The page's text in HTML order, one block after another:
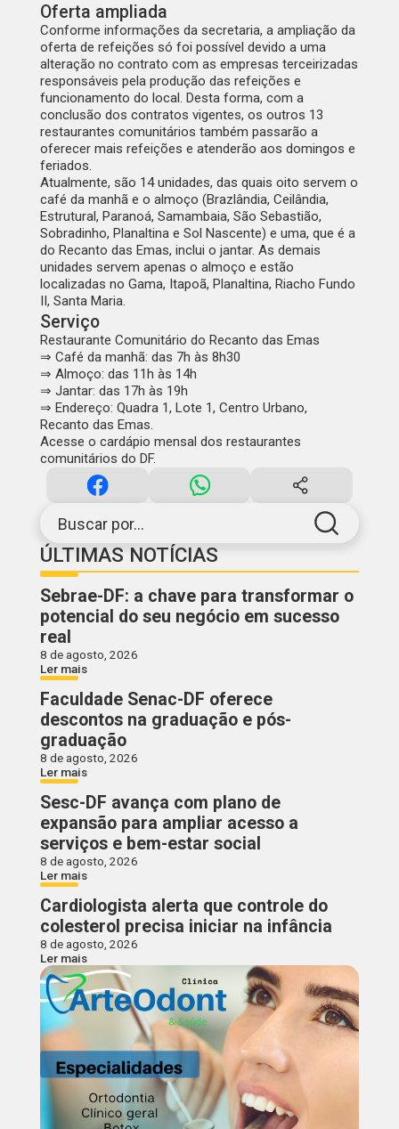
Buscar por...
ÚLTIMAS NOTÍCIAS
Sebrae-DF: a chave para transformar o
potencial do seu negócio em sucesso
real
8 de agosto, 2026
Ler mais
Faculdade Senac-DF oferece
descontos na graduação e pós-
graduação
8 de agosto, 2026
Ler mais
Sesc-DF avança com plano de
expansão para ampliar acesso a
serviços e bem-estar social
8 de agosto, 2026
Ler mais
Cardiologista alerta que controle do
colesterol precisa iniciar na infância
8 de agosto, 2026
Ler mais
Oferta ampliada
Conforme informações da secretaria, a ampliação da
oferta de refeições só foi possível devido a uma
alteração no contrato com as empresas terceirizadas
responsáveis pela produção das refeições e
funcionamento do local. Desta forma, com a
conclusão dos contratos vigentes, os outros 13
restaurantes comunitários também passarão a
oferecer mais refeições e atenderão aos domingos e
feriados.
Atualmente, são 14 unidades, das quais oito servem o
café da manhã e o almoço (Brazlândia, Ceilândia,
Estrutural, Paranoá, Samambaia, São Sebastião,
Sobradinho, Planaltina e Sol Nascente) e uma, que é a
do Recanto das Emas, inclui o jantar. As demais
unidades servem apenas o almoço e estão
localizadas no Gama, Itapoã, Planaltina, Riacho Fundo
II, Santa Maria.
Serviço
Restaurante Comunitário do Recanto das Emas
⇒ Café da manhã: das 7h às 8h30
⇒ Almoço: das 11h às 14h
⇒ Jantar: das 17h às 19h
⇒ Endereço: Quadra 1, Lote 1, Centro Urbano,
Recanto das Emas.
Acesse o cardápio mensal dos restaurantes
comunitários do DF.